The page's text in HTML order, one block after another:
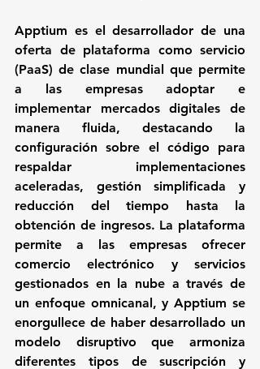
Apptium es el desarrollador de una
oferta de plataforma como servicio
(PaaS) de clase mundial que permite
a las empresas adoptar e
implementar mercados digitales de
manera fluida, destacando la
configuración sobre el código para
respaldar implementaciones
aceleradas, gestión simplificada y
reducción del tiempo hasta la
obtención de ingresos. La plataforma
permite a las empresas ofrecer
comercio electrónico y servicios
gestionados en la nube a través de
un enfoque omnicanal, y Apptium se
enorgullece de haber desarrollado un
modelo disruptivo que armoniza
diferentes tipos de suscripción y